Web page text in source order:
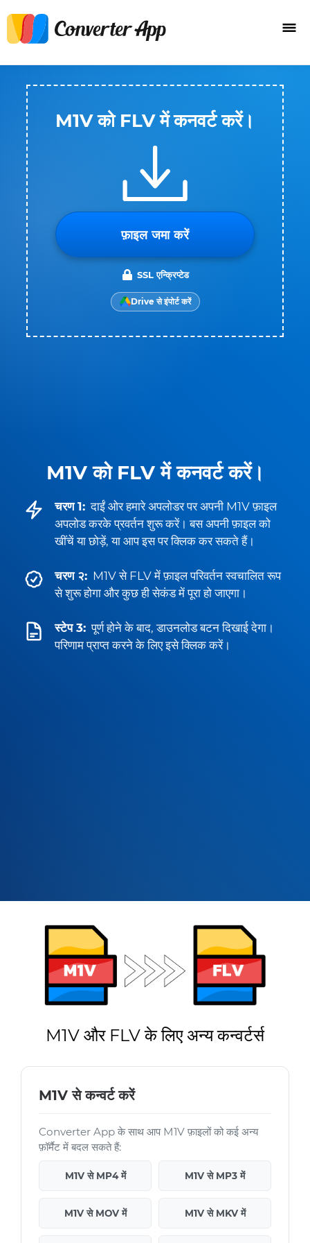
M1V को FLV में कनवर्ट करें।
चरण 1: दाईं ओर हमारे अपलोडर पर अपनी M1V फ़ाइल
अपलोड करके प्रवर्तन शुरू करें। बस अपनी फ़ाइल को
खींचें या छोड़ें, या आप इस पर क्लिक कर सकते हैं।
चरण २: M1V से FLV में फ़ाइल परिवर्तन स्वचालित रूप
से शुरू होगा और कुछ ही सेकंड में पूरा हो जाएगा।
स्टेप 3: पूर्ण होने के बाद, डाउनलोड बटन दिखाई देगा।
परिणाम प्राप्त करने के लिए इसे क्लिक करें।
M1V को FLV में कनवर्ट करें।
फ़ाइल जमा करें
SSL एन्क्रिप्टेड
Drive से इंपोर्ट करें
M1V और FLV के लिए अन्य कन्वर्टर्स
M1V से कन्वर्ट करें
Converter App के साथ आप M1V फ़ाइलों को कई अन्य
फ़ॉर्मैट में बदल सकते हैं:
M1V से MP4 में M1V से MP3 में
M1V से MOV में M1V से MKV में